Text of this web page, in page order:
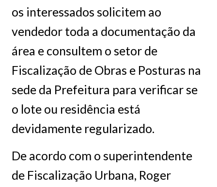
os interessados solicitem ao
vendedor toda a documentação da
área e consultem o setor de
Fiscalização de Obras e Posturas na
sede da Prefeitura para verificar se
o lote ou residência está
devidamente regularizado.
De acordo com o superintendente
de Fiscalização Urbana, Roger